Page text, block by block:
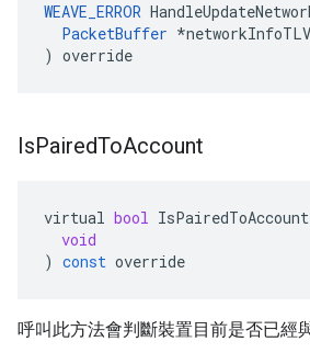
WEAVE_ERROR
PacketBuffer *networkInfoTLV
) override
IsPairedToAccount
virtual bool IsPairedToAccount
void
) const override
呼叫此方法會判斷裝置目前是否已經